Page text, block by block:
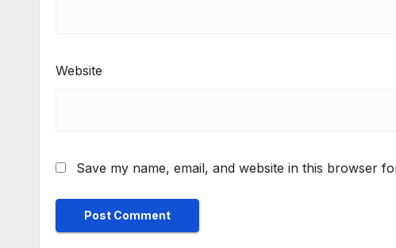
Website
Save my name, email, and website in this browser